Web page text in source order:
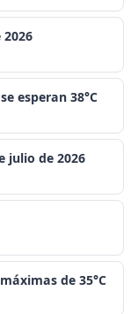
esperan 38°C
julio de 2026
de 35°C